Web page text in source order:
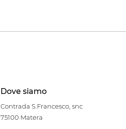
Dove siamo
Contrada S.Francesco, snc
75100 Matera